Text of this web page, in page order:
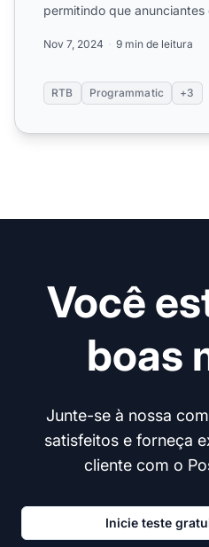
permitindo que
Nov 7, 2024 9 min de leitura
RTB Programmatic +3
Você
boas
Junte-se à nossa
satisfeitos e forneça
cliente com o
Inicie teste